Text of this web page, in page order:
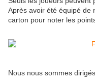
Après avoir été équipé de
carton pour noter les points
Nous nous sommes